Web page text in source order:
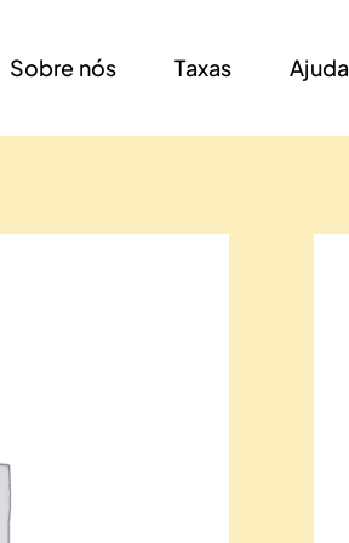
Sobre nós Taxas Ajuda